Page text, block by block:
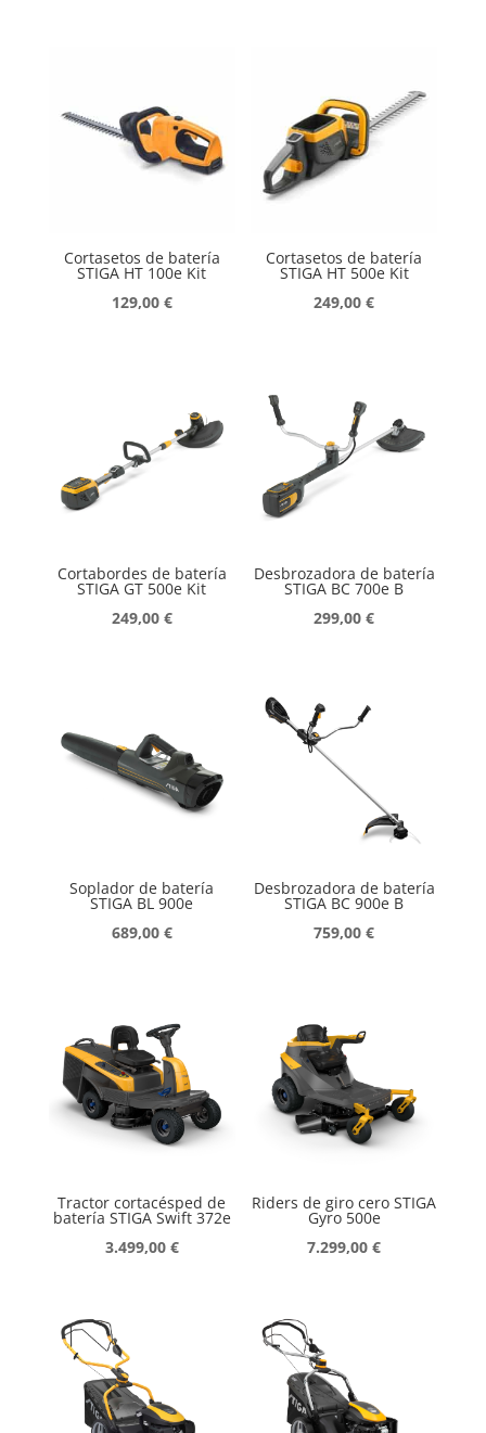
Cortasetos de batería
STIGA HT 100e Kit
129,00 €
Cortasetos de batería
STIGA HT 500e Kit
249,00€
Cortabordes de batería
STIGA GT 500e Kit
249,00 €
Desbrozadora de batería
STIGA BC 700e B
299,00€
Soplador de batería
STIGA BL 900e
689,00 €
Desbrozadora de batería
STIGA BC 900e B
759,00€
Tractor cortacésped de
batería STIGA Swift 372e
3.499,00 €
Riders de giro cero STIGA
Gyro 500e
7.299,00€